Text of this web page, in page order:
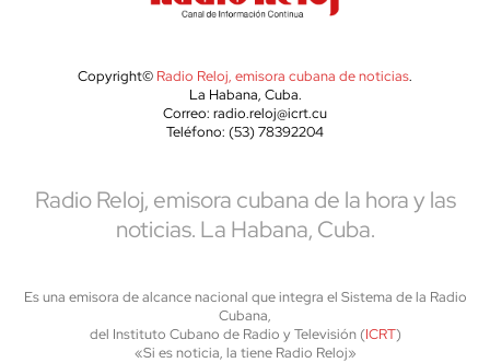
Copyright© Radio Reloj, emisora cubana de noticias.
La Habana, Cuba.
Correo: radio.reloj@icrt.cu
Teléfono: (53) 78392204
Radio Reloj, emisora cubana de la hora y las
noticias. La Habana, Cuba.
Es una emisora de alcance nacional que integra el Sistema de la Radio
Cubana,
del Instituto Cubano de Radio y Televisión (ICRT)
«Si es noticia, la tiene Radio Reloj»